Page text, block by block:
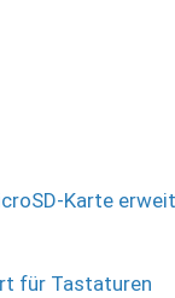
Karte
für Tastaturen